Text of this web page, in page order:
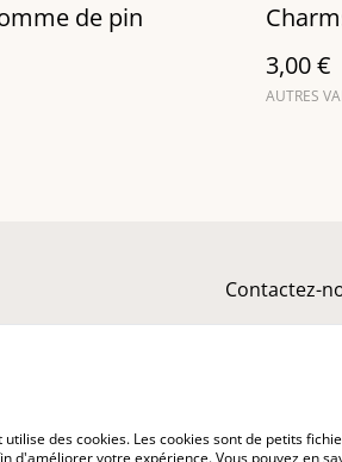
de pin
3,00 €
AUTRES
Contactez-
utilise des cookies. Les cookies sont de petits
d'améliorer votre expérience. Vous pouvez en